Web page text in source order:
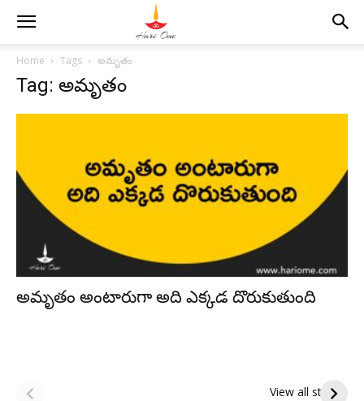
Home Tags అమృతం
Tag: అమృతం
అమృతం అంటారుగా అది ఎక్కడ దొరుకుతుంది
View all stories
పితృదేవతల ఆశీర్వాదం
ఇంద్రకీలాద్రి గిరి ప్రదక్షిణ